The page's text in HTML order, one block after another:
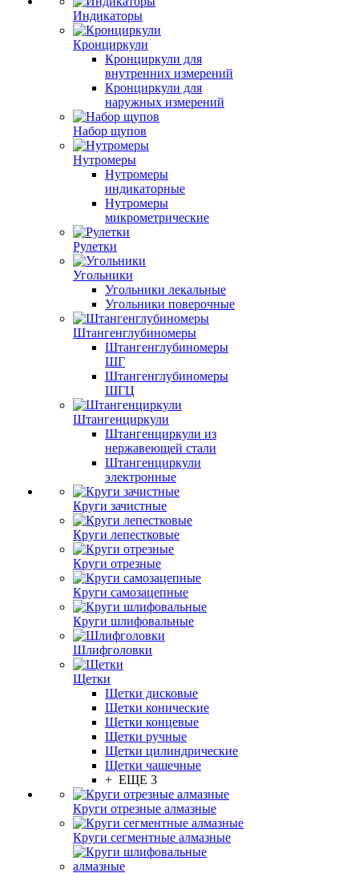
Индикаторы
Кронциркули
Кронциркули для
внутренних измерений
Кронциркули для
наружных измерений
Набор щупов
Нутромеры
Нутромеры
индикаторные
Нутромеры
микрометрические
Рулетки
Угольники
Угольники лекальные
Угольники поверочные
Штангенглубиномеры
Штангенглубиномеры
ШГ
Штангенглубиномеры
ШГЦ
Штангенциркули
Штангенциркули из
нержавеющей стали
Штангенциркули
электронные
Круги зачистные
Круги лепестковые
Круги отрезные
Круги самозацепные
Круги шлифовальные
Шлифголовки
Щетки
Щетки дисковые
Щетки конические
Щетки концевые
Щетки ручные
Щетки цилиндрические
Щетки чашечные
+ ЕЩЕ 3
Круги отрезные алмазные
Круги сегментные алмазные